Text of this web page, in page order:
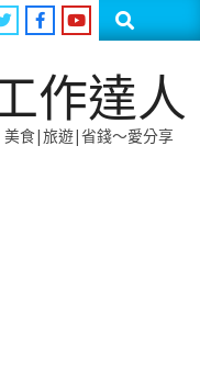
Search
作達人
食|旅遊|省錢～愛分享